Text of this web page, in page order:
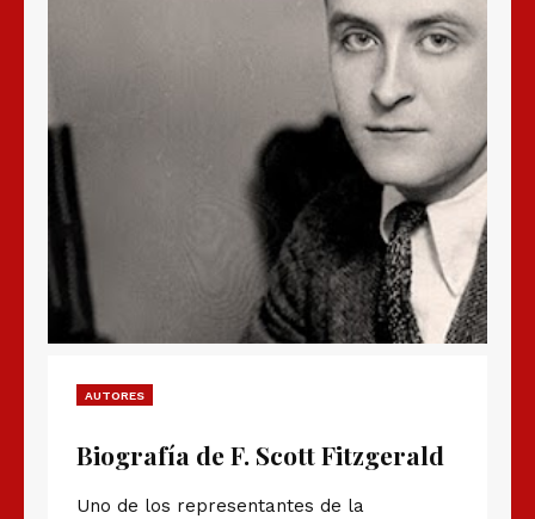
AUTORES
Biografía de F. Scott Fitzgerald
Uno de los representantes de la